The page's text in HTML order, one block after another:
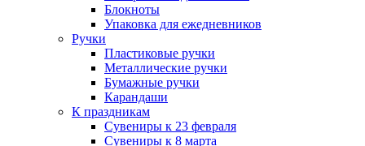
Блокноты
Упаковка для ежедневников
Ручки
Пластиковые ручки
Металлические ручки
Бумажные ручки
Карандаши
К праздникам
Сувениры к 23 февраля
Сувениры к 8 марта